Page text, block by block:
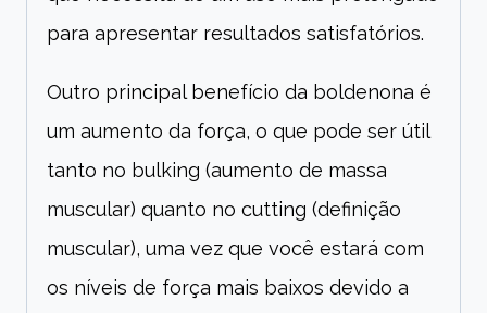
para apresentar resultados satisfatórios.
Outro principal benefício da boldenona é
um aumento da força, o que pode ser útil
tanto no bulking (aumento de massa
muscular) quanto no cutting (definição
muscular), uma vez que você estará com
os níveis de força mais baixos devido a